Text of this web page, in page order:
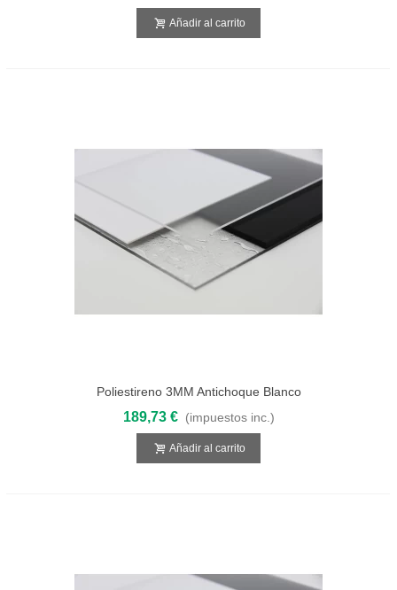
Añadir al carrito
Poliestireno 3MM Antichoque Blanco
3050x2050
189,73 € (impuestos inc.)
Añadir al carrito